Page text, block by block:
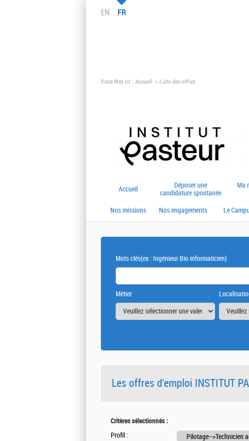
EN FR
Vous êtes ici : Accueil Liste des offres
Accueil
Déposer une
candidature spontanée
Ma
Nos missions Nos engagements Le
Mots clés(ex : Ingénieur Bio informaticien)
Métier
Les offres d'emploi INSTITUT
Critères sélectionnés :
Profil : Pilotage-->Technicien